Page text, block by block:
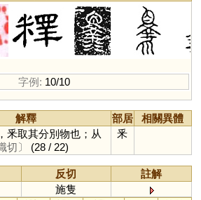
字例: 10/10
解釋 部居
相關異體
釆取其分別物也；从
切〕 (28 / 22)
釆
反切
註解
施隻